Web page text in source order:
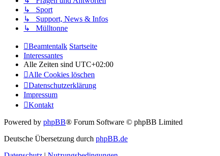
↳ Sport
↳ Support, News & Infos
↳ Mülltonne
Beamtentalk Startseite
Interessantes
Alle Zeiten sind UTC+02:00
Alle Cookies löschen
Datenschutzerklärung
Impressum
Kontakt
Powered by phpBB® Forum Software © phpBB Limited
Deutsche Übersetzung durch phpBB.de